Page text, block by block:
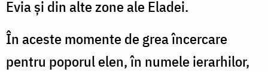
Evia și din alte zone ale Eladei.
În aceste momente de grea încercare
pentru poporul elen, în numele ierarhilor,